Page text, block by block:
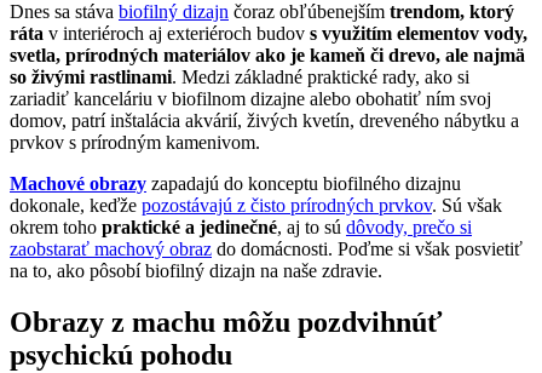
Dnes sa stáva biofilný dizajn čoraz obľúbenejším trendom, ktorý
ráta v interiéroch aj exteriéroch budov s využitím elementov vody,
svetla, prírodných materiálov ako je kameň či drevo, ale najmä
so živými rastlinami. Medzi základné praktické rady, ako si
zariadiť kanceláriu v biofilnom dizajne alebo obohatiť ním svoj
domov, patrí inštalácia akvárií, živých kvetín, dreveného nábytku a
prvkov s prírodným kamenivom.
Machové obrazy zapadajú do konceptu biofilného dizajnu
dokonale, keďže pozostávajú z čisto prírodných prvkov. Sú však
okrem toho praktické a jedinečné, aj to sú dôvody, prečo si
zaobstarať machový obraz do domácnosti. Poďme si však posvietiť
na to, ako pôsobí biofilný dizajn na naše zdravie.
Obrazy z machu môžu pozdvihnúť
psychickú pohodu